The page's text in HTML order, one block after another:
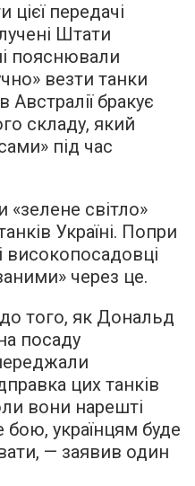
передачі
Штати
пояснювали
везти танки
Австралії бракує
складу, який
під час
світло»
Україні. Попри
високопосадовці
через це.
того, як Дональд
посаду
цих танків
вони нарешті
українцям буде
— заявив один